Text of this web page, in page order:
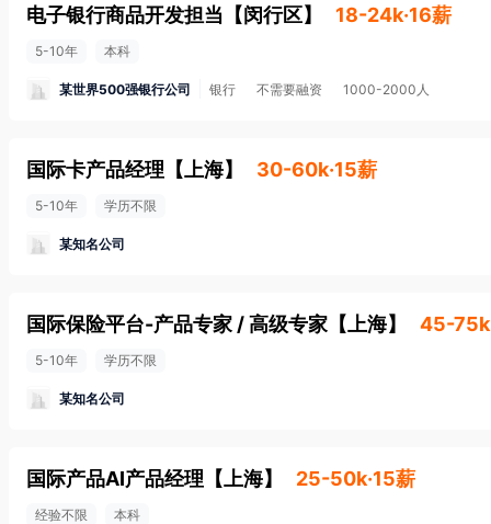
电子银行商品开发担当 【闵行区】 18-24k·16薪
5-10年 本科
某世界500强银行公司 银行 不需要融资 1000-2000人
国际卡产品经理 【 上海】 30-60k·15薪
5-10年 学历不限
某知名公司
国际保险平台-产品专家 / 高级专家 【 上海】 45-
5-10年 学历不限
某知名公司
国际产品AI产品经理 【 上海】 25-50k·15薪
经验不限 本科